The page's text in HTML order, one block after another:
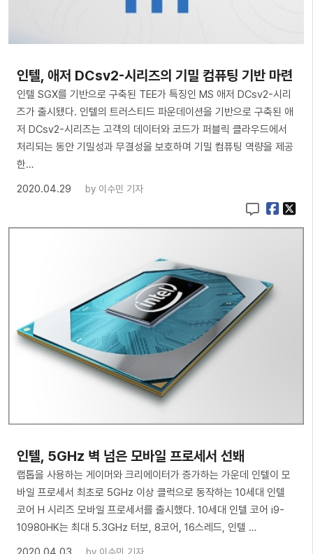
인텔, 애저 DCsv2-시리즈의 기밀 컴퓨팅 기반 마련
인텔 SGX를 기반으로 구축된 TEE가 특징인 MS 애저 DCsv2-시리
즈가 출시됐다. 인텔의 트러스티드 파운데이션을 기반으로 구축된 애
저 DCsv2-시리즈는 고객의 데이터와 코드가 퍼블릭 클라우드에서
처리되는 동안 기밀성과 무결성을 보호하며 기밀 컴퓨팅 역량을 제공
한…
2020.04.29
by 이수민 기자
인텔, 5GHz 벽 넘은 모바일 프로세서 선봬
랩톱을 사용하는 게이머와 크리에이터가 증가하는 가운데 인텔이 모
바일 프로세서 최초로 5GHz 이상 클럭으로 동작하는 10세대 인텔
코어 H 시리즈 모바일 프로세서를 출시했다. 10세대 인텔 코어 i9-
10980HK는 최대 5.3GHz 터보, 8코어, 16스레드, 인텔 …
by 이수민 기자